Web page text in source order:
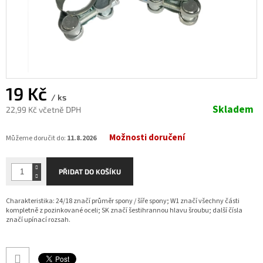
19 Kč / ks
22,99 Kč včetně DPH
cena:
Skladem
Můžeme doručit do: 11.8.2026 Možnosti doručení
PŘIDAT DO KOŠÍKU
Charakteristika: 24/18 značí průměr spony / šíře spony; W1 značí všechny části
kompletně z pozinkované oceli; SK značí šestihrannou hlavu šroubu; další čísla
značí upínací rozsah.